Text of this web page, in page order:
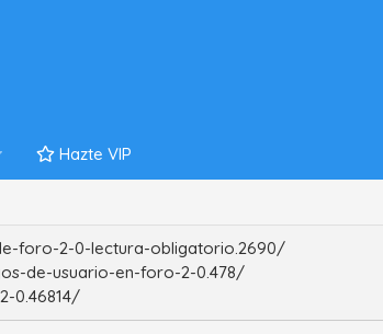
Hazte VIP
foro-2-0-lectura-obligatorio.2690/
de-usuario-en-foro-2-0.478/
0.46814/